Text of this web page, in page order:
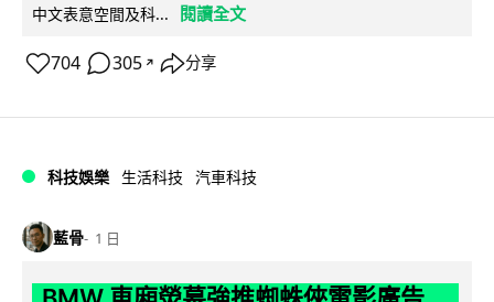
中文表意空間及科...
閱讀全文
704 305 ↗ 分享
科技娛樂 生活科技 汽車科技
藍骨 1 日